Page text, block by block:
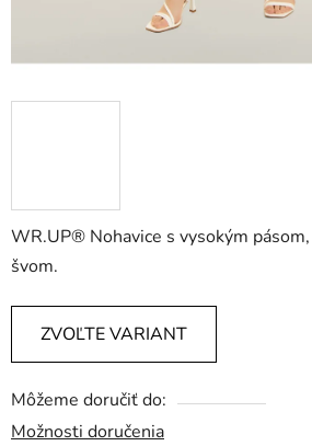
WR.UP® Nohavice s vysokým
švom.
ZVOĽTE VARIANT
Môžeme doručiť do:
Možnosti doručenia